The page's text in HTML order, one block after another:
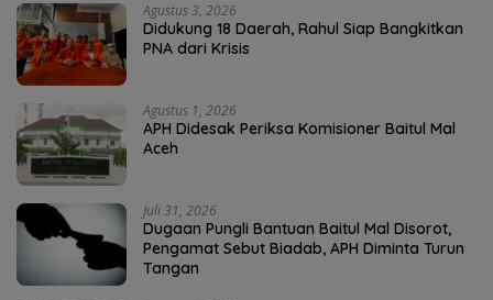
Agustus 3, 2026
Didukung 18 Daerah, Rahul Siap Bangkitkan
PNA dari Krisis
Agustus 1, 2026
APH Didesak Periksa Komisioner Baitul Mal
Aceh
Juli 31, 2026
Dugaan Pungli Bantuan Baitul Mal Disorot,
Pengamat Sebut Biadab, APH Diminta Turun
Tangan